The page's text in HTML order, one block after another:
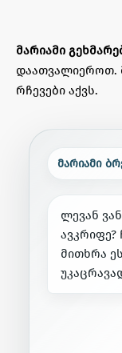
მარიამი
დაათვალიეროთ.
რჩევები აქვს.
მარიამი
ლევან ვან
ავკრიფე?
მითხრა ეს
უკაცრავა